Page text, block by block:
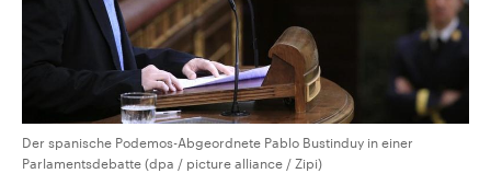
Der spanische Podemos-Abgeordnete Pablo Bustinduy in einer
Parlamentsdebatte (dpa / picture alliance / Zipi)